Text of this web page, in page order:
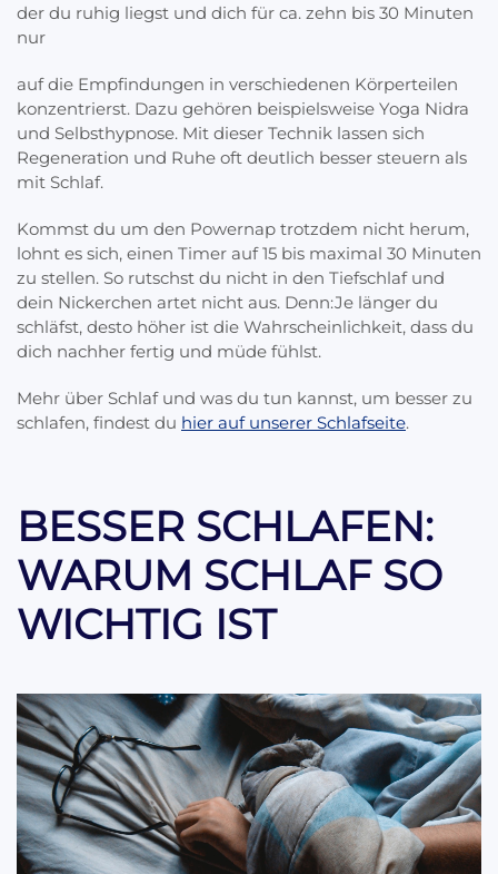
der du ruhig liegst und dich für ca. zehn bis 30 Minuten
nur
auf die Empfindungen in verschiedenen Körperteilen
konzentrierst. Dazu gehören beispielsweise Yoga Nidra
und Selbsthypnose. Mit dieser Technik lassen sich
Regeneration und Ruhe oft deutlich besser steuern als
mit Schlaf.
Kommst du um den Powernap trotzdem nicht herum,
lohnt es sich, einen Timer auf 15 bis maximal 30 Minuten
zu stellen. So rutschst du nicht in den Tiefschlaf und
dein Nickerchen artet nicht aus. Denn:Je länger du
schläfst, desto höher ist die Wahrscheinlichkeit, dass du
dich nachher fertig und müde fühlst.
Mehr über Schlaf und was du tun kannst, um besser zu
schlafen, findest du hier auf unserer Schlafseite.
BESSER SCHLAFEN:
WARUM SCHLAF SO
WICHTIG IST